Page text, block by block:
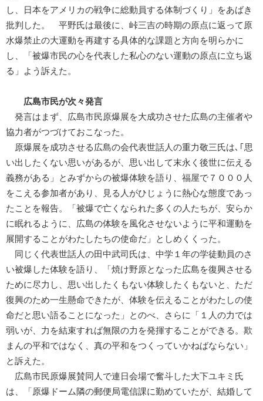
し、日本をアメリカの戦争に総動員する体制づくり」をあばき
批判した。 平野氏は最後に、峠三吉の時期の原点に返って原
水爆禁止の大運動を再建する具体的な課題と方向を明らかに
し、「被爆市民の心を代表した私心のない運動の原点に立ち返
る」よう訴えた。
広島市民が次々発言
発言はまず、広島市民原爆展を大成功させた広島の主催者や
協力者がつづけておこなった。
原爆展を成功させる広島の会代表世話人の重力敬三氏は､｢思
い出したくない思いがあるが、思い出して末永く後世に伝える
義務がある」とみずからの被爆体験を語り、福屋で７０００人
をこえる参加者があり、見る人がひじょうに熱心な態度であっ
たことを報告。「被爆で亡くなられた多くの人たちが、安らか
に眠れるように、広島の体験を風化させないように平和運動を
展開することがわたしたちの使命だ」としめくくった。
同じく代表世話人の田中武司氏は、中学１年の学徒動員のさ
い被爆した体験を語り、「焼け野原となった広島を復興させる
ために尽力し、思い出したくもない体験したくもないと、ただ
復興のため一生懸命できたが、体験を伝えることがわたしの使
命だと思い語ることになった」とのべ、さらに「１人の力では
弱いが、力を結束すれば無限の力を発揮することができる。欺
まんの平和ではなく、真の平和をつくっていかねばならない」
と訴えた。
広島市民原爆展賛同人で連日会場で奮斗した大下ユキミ氏
は、「原爆ドーム隣の郵便局電信課に勤めていたが、結婚して